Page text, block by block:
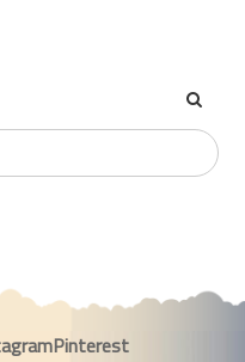
Pinterest